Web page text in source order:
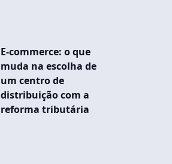
E-commerce: o que
muda na escolha de
um centro de
distribuição com a
reforma tributária